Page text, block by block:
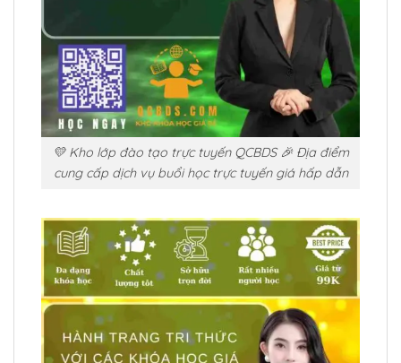
💛 Kho lớp đào tạo trực tuyến QCBDS 🎉 Địa điểm
cung cấp dịch vụ buổi học trực tuyến giá hấp dẫn